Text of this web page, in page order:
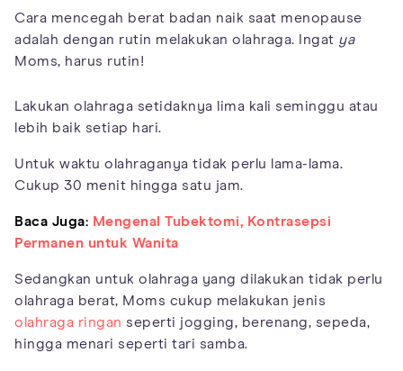
Cara mencegah berat badan naik saat menopause
adalah dengan rutin melakukan olahraga. Ingat ya
Moms, harus rutin!
Lakukan olahraga setidaknya lima kali seminggu atau
lebih baik setiap hari.
Untuk waktu olahraganya tidak perlu lama-lama.
Cukup 30 menit hingga satu jam.
Baca Juga: Mengenal Tubektomi, Kontrasepsi
Permanen untuk Wanita
Sedangkan untuk olahraga yang dilakukan tidak perlu
olahraga berat, Moms cukup melakukan jenis
olahraga ringan seperti jogging, berenang, sepeda,
hingga menari seperti tari samba.